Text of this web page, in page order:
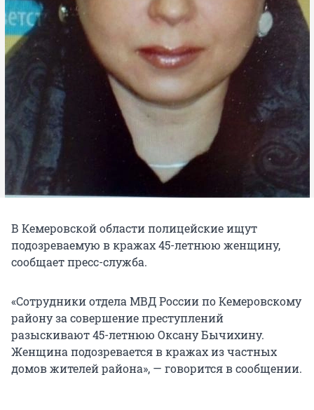
В Кемеровской области полицейские ищут
подозреваемую в кражах 45-летнюю женщину,
сообщает пресс-служба.
«Сотрудники отдела МВД России по Кемеровскому
району за совершение преступлений
разыскивают 45-летнюю Оксану Бычихину.
Женщина подозревается в кражах из частных
домов жителей района», — говорится в сообщении.